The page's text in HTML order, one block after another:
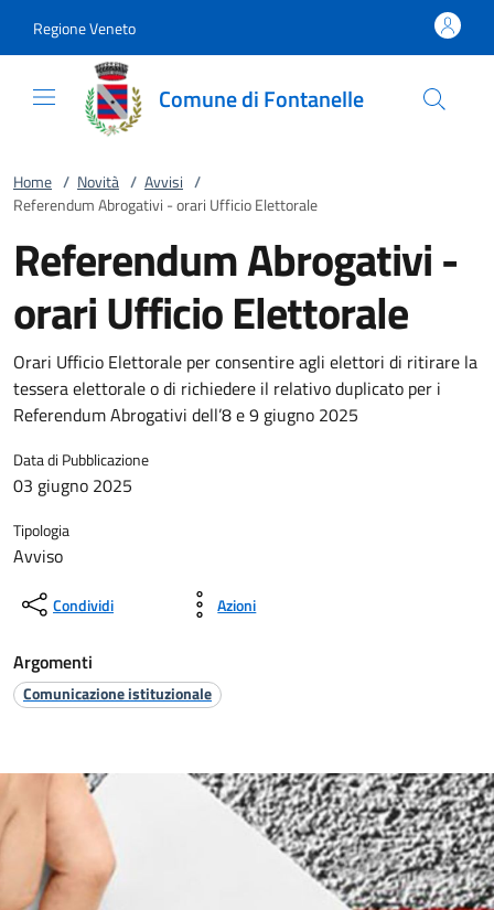
Regione Veneto
Comune di Fontanelle
Home / Novità / Avvisi /
Referendum Abrogativi - orari Ufficio Elettorale
Referendum Abrogativi -
orari Ufficio Elettorale
Orari Ufficio Elettorale per consentire agli elettori di ritirare la
tessera elettorale o di richiedere il relativo duplicato per i
Referendum Abrogativi dell’8 e 9 giugno 2025
Data di Pubblicazione
03 giugno 2025
Tipologia
Avviso
Condividi Azioni
Argomenti
Comunicazione istituzionale